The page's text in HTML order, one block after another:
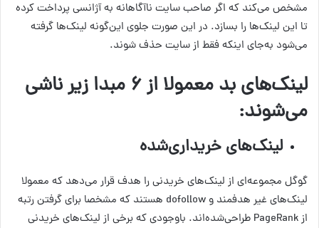
مشخص می‌کند که اگر صاحب سایت ناآگاهانه به آژانسی پرداخت کرده
تا این لینک‌ها را بسازد. در این صورت جلوی این‌گونه لینک‌ها گرفته
می‌شود به‌جای اینکه فقط از سایت حذف شوند.
لینک‌های بد معمولا از ۶ مبدا زیر ناشی
می‌شوند:
لینک‌های خریداری‌شده
گوگل مجموعه‌ای از لینک‌های خریدنی را هدف قرار می‌دهد که معمولا
لینک‌های غیر هدفمند و dofollow هستند که مشخصا برای گرفتن رتبه
از PageRank طراحی‌شده‌اند. باوجودی که برخی از لینک‌های خریدنی